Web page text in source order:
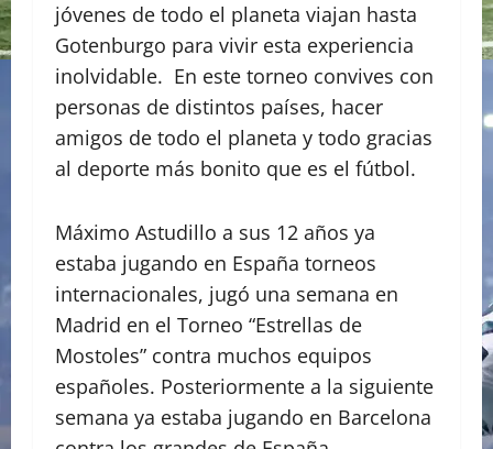
jóvenes de todo el planeta viajan hasta
Gotenburgo para vivir esta experiencia
inolvidable. En este torneo convives con
personas de distintos países, hacer
amigos de todo el planeta y todo gracias
al deporte más bonito que es el fútbol.
Máximo Astudillo a sus 12 años ya
estaba jugando en España torneos
internacionales, jugó una semana en
Madrid en el Torneo “Estrellas de
Mostoles” contra muchos equipos
españoles. Posteriormente a la siguiente
semana ya estaba jugando en Barcelona